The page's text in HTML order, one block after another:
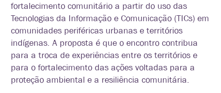
fortalecimento comunitário a partir do uso das
Tecnologias da Informação e Comunicação (TICs) em
comunidades periféricas urbanas e territórios
indígenas.A proposta é que o encontro contribua
para a troca de experiências entre os territórios e
para o fortalecimento das ações voltadas para a
proteção ambiental e a resiliência comunitária.